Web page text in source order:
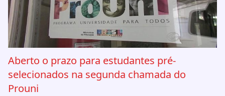
Aberto o prazo para estudantes pré-
selecionados na segunda chamada do
Prouni